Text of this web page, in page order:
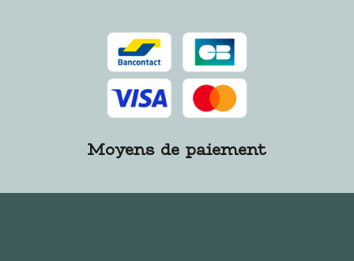
Moyens de paiement